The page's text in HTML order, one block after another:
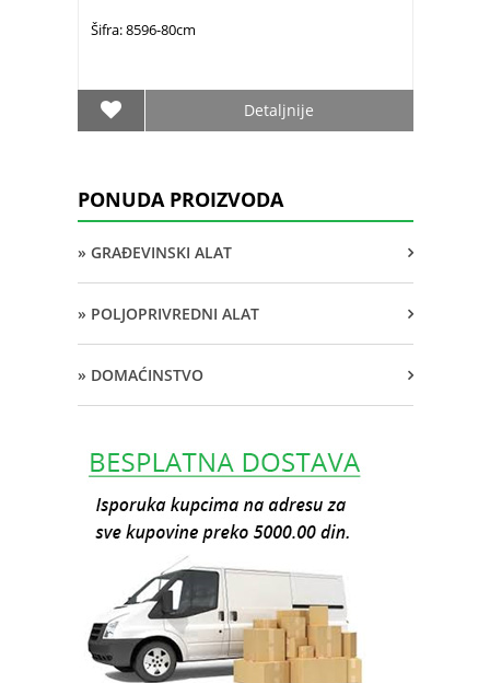
Šifra: 8596-80cm
Detaljnije
PONUDA PROIZVODA
» GRAĐEVINSKI ALAT
» POLJOPRIVREDNI ALAT
» DOMAĆINSTVO